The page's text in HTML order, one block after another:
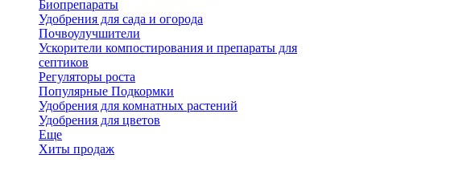
Биопрепараты
Удобрения для сада и огорода
Почвоулучшители
Ускорители компостирования и препараты для
септиков
Регуляторы роста
Популярные Подкормки
Удобрения для комнатных растений
Удобрения для цветов
Еще
Хиты продаж